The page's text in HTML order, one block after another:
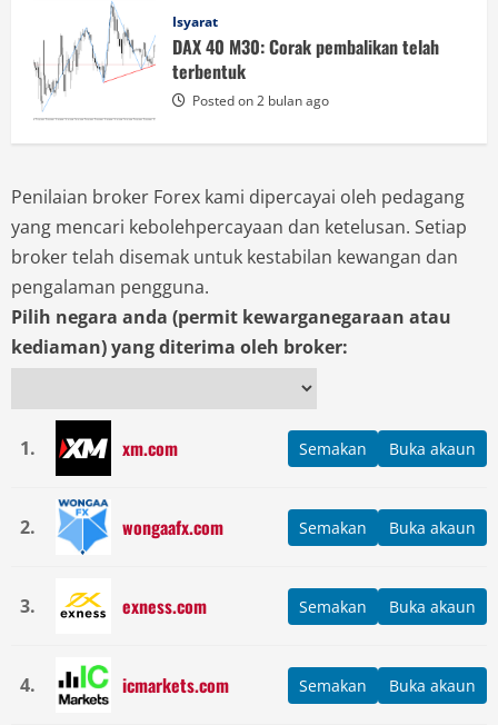
Isyarat
DAX 40 M30: Corak pembalikan telah
terbentuk
Posted on 2 bulan ago
Penilaian broker Forex kami dipercayai oleh pedagang
yang mencari kebolehpercayaan dan ketelusan. Setiap
broker telah disemak untuk kestabilan kewangan dan
pengalaman pengguna.
Pilih negara anda (permit kewarganegaraan atau
kediaman) yang diterima oleh broker:
1. xm.com Semakan Buka akaun
2. wongaafx.com Semakan Buka akaun
3. exness.com Semakan Buka akaun
4. icmarkets.com Semakan Buka akaun